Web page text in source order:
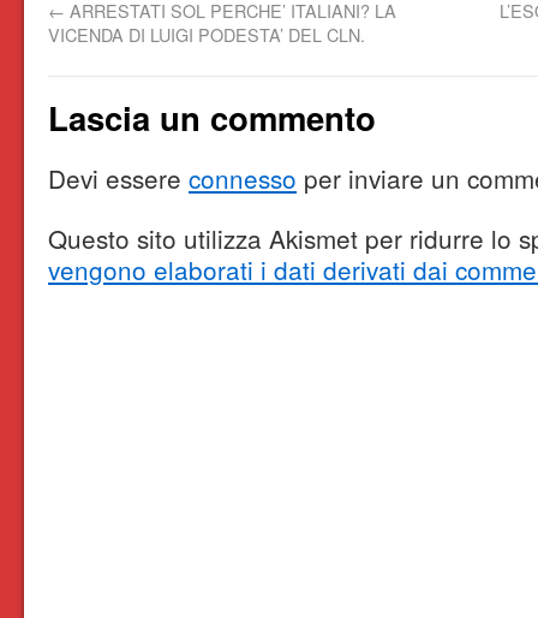
← ARRESTATI SOL PERCHE’ ITALIANI? LA
VICENDA DI LUIGI PODESTA’ DEL CLN.
Lascia un commento
Devi essere connesso per inviare un
Questo sito utilizza Akismet per ridurre lo
vengono elaborati i dati derivati dai